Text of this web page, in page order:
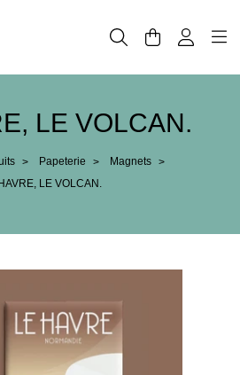
LE VOLCAN.
> Papeterie > Magnets
>
LE VOLCAN.